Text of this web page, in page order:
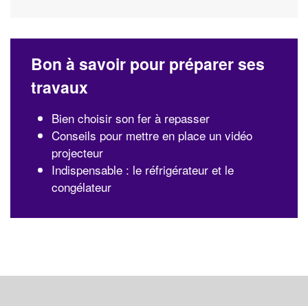
Bon à savoir pour préparer ses
travaux
Bien choisir son fer à repasser
Conseils pour mettre en place un vidéo
projecteur
Indispensable : le réfrigérateur et le
congélateur